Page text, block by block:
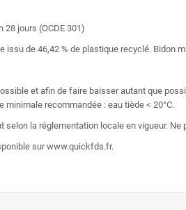
28 jours (OCDE 301)
issu de 46,42 % de plastique recyclé. Bidon
et afin de faire baisser autant que
recommandée : eau tiède < 20°C.
selon la réglementation locale en vigueur.
sur www.quickfds.fr.